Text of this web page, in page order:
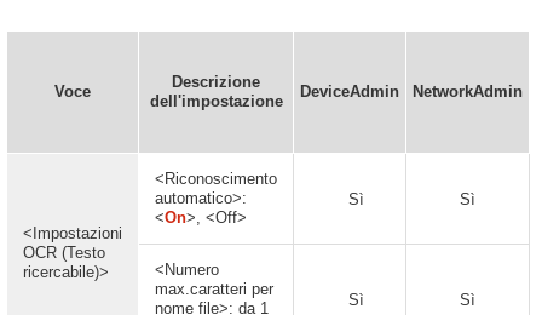
Voce
Descrizione
dell'impostazione
DeviceAdmin NetworkAdmin
<Impostazioni
OCR (Testo
ricercabile)>
<Riconoscimento
automatico>:
<On>, <Off>
Sì Sì
<Numero
max.caratteri per
nome file>: da 1
Sì Sì